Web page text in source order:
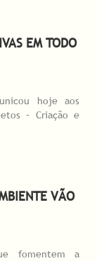
EM TODO
hoje aos
– Criação e
VÃO
fomentem a